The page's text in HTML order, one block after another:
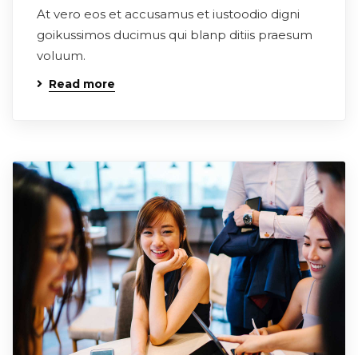
At vero eos et accusamus et iustoodio digni
goikussimos ducimus qui blanp ditiis praesum
voluum.
Read more